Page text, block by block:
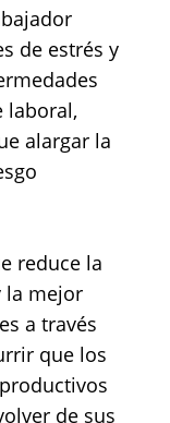
de estrés y
laboral,
alargar la
reduce la
la mejor
a través
que los
de sus